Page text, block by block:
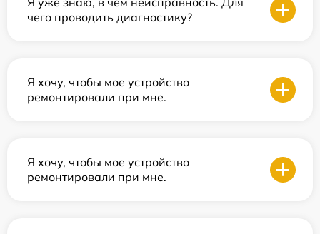
чего проводить диагностику?
Я хочу, чтобы мое устройство
ремонтировали при мне.
Я хочу, чтобы мое устройство
ремонтировали при мне.